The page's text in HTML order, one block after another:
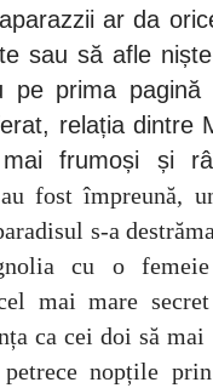
ar da
sau să afle
pe prima pagină
relația dintre
frumoși și
fost împreună,
s-a
cu o
mai mare
ca cei doi să
nopțile